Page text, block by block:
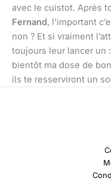
avec le cuistot. Après
Fernand, l’important
non ? Et si vraiment
toujours leur lancer un
bientôt ma dose de
ils te resserviront un